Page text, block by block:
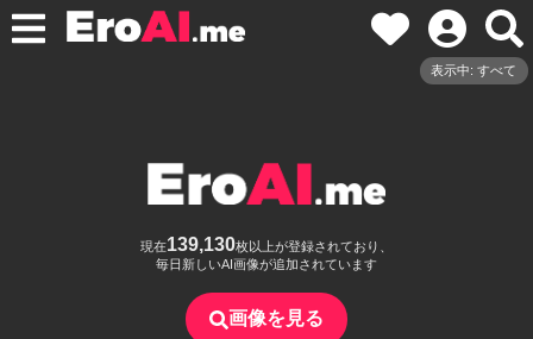
表示中: すべて
現在139,130枚以上が登録されており、
毎日新しいAI画像が追加されています
画像を見る